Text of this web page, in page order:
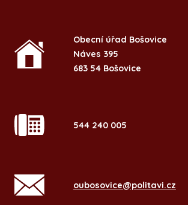
Obecní úřad Bošovice
Náves 395
683 54 Bošovice
544 240 005
oubosovice@politavi.cz